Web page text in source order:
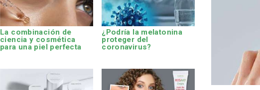
La combinación de
ciencia y cosmética
para una piel perfecta
¿Podría la melatonina
proteger del
coronavirus?